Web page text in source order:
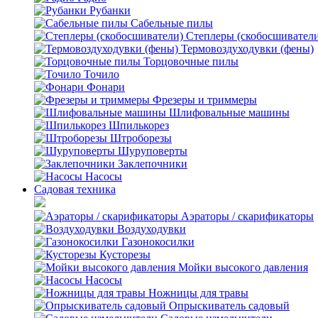
Рубанки
Сабельные пилы
Степлеры
Термовоздуходувки (фены)
Торцовочные пилы
Точило
Фонари
Фрезеры и триммеры
Шлифовальные машины
Шпилькорез
Штроборезы
Шуруповерты
Заклепочники
Насосы
Садовая техника
Аэраторы / скарификаторы
Воздуходувки
Газонокосилки
Кусторезы
Мойки высокого давления
Насосы
Ножницы для травы
Опрыскиватель садовый